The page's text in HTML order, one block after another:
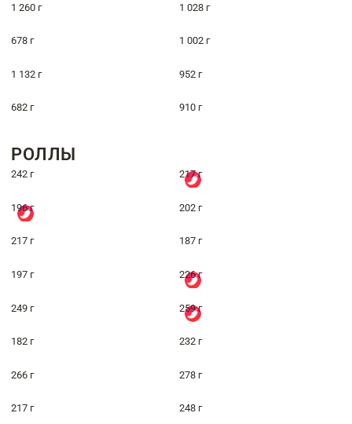
1 260 г 1 028 г
678 г 1 002 г
1 132 г 952 г
682 г 910 г
РОЛЛЫ
242 г 217 г
196 г 202 г
217 г 187 г
197 г 226 г
249 г 259 г
182 г 232 г
266 г 278 г
217 г 248 г